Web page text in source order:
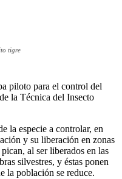
tigre
piloto para el control del
la Técnica del Insecto
la especie a controlar, en
y su liberación en zonas
al ser liberados en las
silvestres, y éstas ponen
la población se reduce.